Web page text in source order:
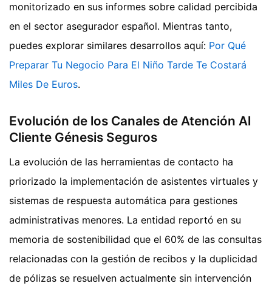
monitorizado en sus informes sobre calidad percibida
en el sector asegurador español. Mientras tanto,
puedes explorar similares desarrollos aquí: Por Qué
Preparar Tu Negocio Para El Niño Tarde Te Costará
Miles De Euros.
Evolución de los Canales de Atención Al
Cliente Génesis Seguros
La evolución de las herramientas de contacto ha
priorizado la implementación de asistentes virtuales y
sistemas de respuesta automática para gestiones
administrativas menores. La entidad reportó en su
memoria de sostenibilidad que el 60% de las consultas
relacionadas con la gestión de recibos y la duplicidad
de pólizas se resuelven actualmente sin intervención